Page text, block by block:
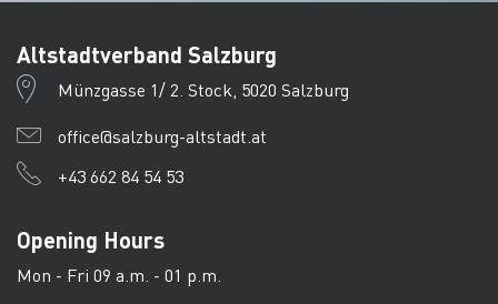
Altstadtverband Salzburg
Münzgasse 1/ 2. Stock, 5020 Salzburg
office@salzburg-altstadt.at
+43 662 84 54 53
Opening Hours
Mon - Fri 09 a.m. - 01 p.m.